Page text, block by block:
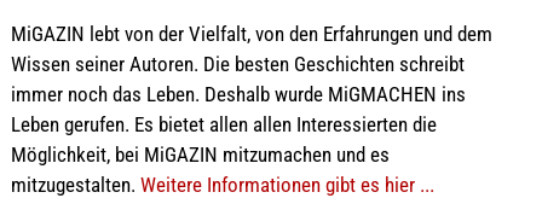
MiGAZIN lebt von der Vielfalt, von den Erfahrungen und dem
Wissen seiner Autoren. Die besten Geschichten schreibt
immer noch das Leben. Deshalb wurde MiGMACHEN ins
Leben gerufen. Es bietet allen allen Interessierten die
Möglichkeit, bei MiGAZIN mitzumachen und es
mitzugestalten. Weitere Informationen gibt es hier ...